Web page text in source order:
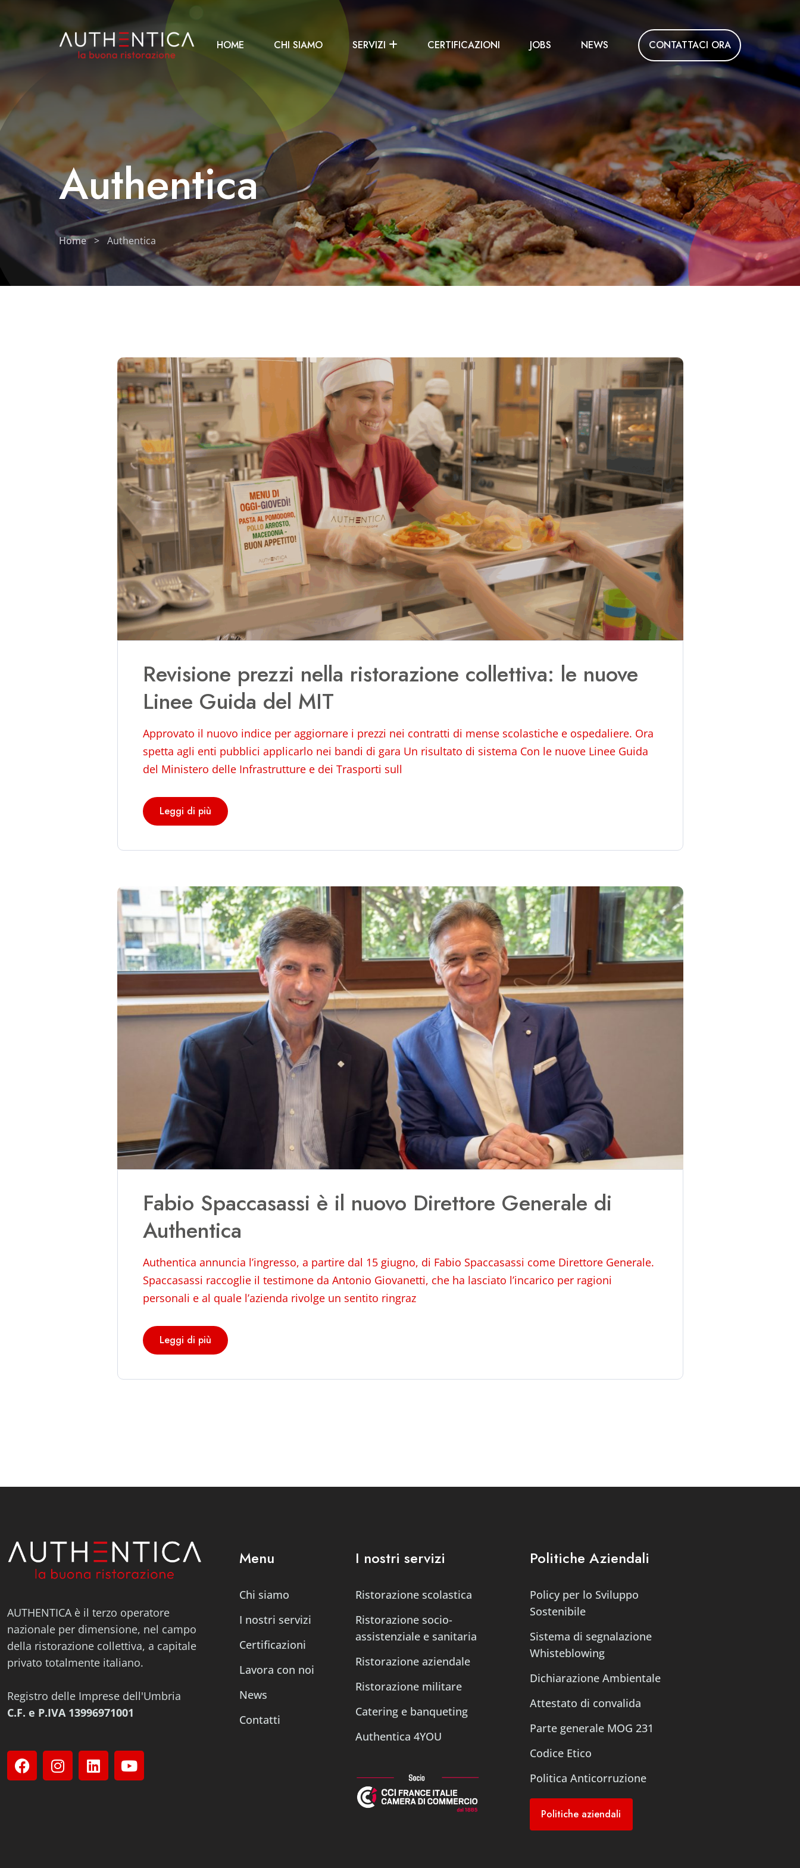
HOME CHI SIAMO SERVIZI CERTIFICAZIONI JOBS NEWS CONTATTACI ORA
Authentica
Home > Authentica
Revisione prezzi nella ristorazione collettiva: le nuove
Linee Guida del MIT
Approvato il nuovo indice per aggiornare i prezzi nei contratti di mense scolastiche e ospedaliere. Ora
spetta agli enti pubblici applicarlo nei bandi di gara Un risultato di sistema Con le nuove Linee Guida
del Ministero delle Infrastrutture e dei Trasporti sull
Leggi di più
Fabio Spaccasassi è il nuovo Direttore Generale di
Authentica
Authentica annuncia l’ingresso, a partire dal 15 giugno, di Fabio Spaccasassi come Direttore Generale.
Spaccasassi raccoglie il testimone da Antonio Giovanetti, che ha lasciato l’incarico per ragioni
personali e al quale l’azienda rivolge un sentito ringraz
Leggi di più
AUTHENTICA è il terzo operatore
nazionale per dimensione, nel campo
della ristorazione collettiva, a capitale
privato totalmente italiano.
Registro delle Imprese dell'Umbria
C.F. e P.IVA 13996971001
Menu
Chi siamo
I nostri servizi
Certificazioni
Lavora con noi
News
Contatti
I nostri servizi
Ristorazione scolastica
Ristorazione socio-
assistenziale e sanitaria
Ristorazione aziendale
Ristorazione militare
Catering e banqueting
Authentica 4YOU
Politiche Aziendali
Policy per lo Sviluppo
Sostenibile
Sistema di segnalazione
Whisteblowing
Dichiarazione Ambientale
Attestato di convalida
Parte generale MOG 231
Codice Etico
Politica Anticorruzione
Politiche aziendali